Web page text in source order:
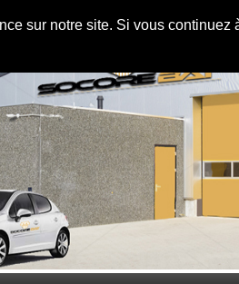
sur notre site. Si vous